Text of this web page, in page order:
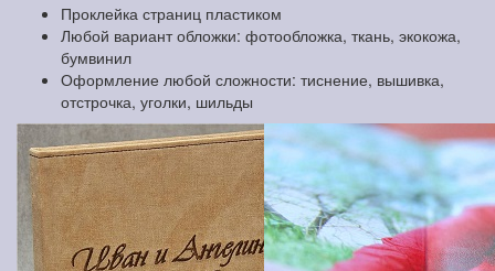
Проклейка страниц пластиком
Любой вариант обложки: фотообложка, ткань, экокожа,
бумвинил
Оформление любой сложности: тиснение, вышивка,
отстрочка, уголки, шильды